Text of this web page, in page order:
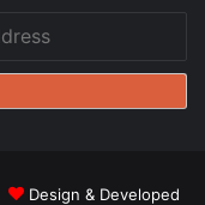
Design & Developed